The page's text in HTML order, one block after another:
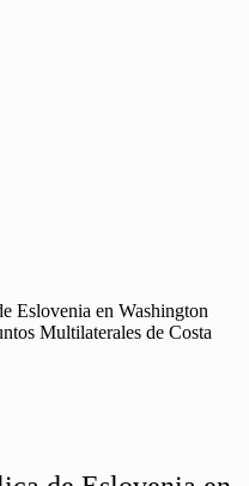
Eslovenia en Washington
Multilaterales de Costa